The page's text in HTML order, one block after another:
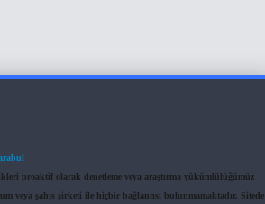
proaktif olarak denetleme veya araştırma yükümlülüğümüz
veya şahıs şirketi ile hiçbir bağlantısı bulunmamaktadır. Sitede